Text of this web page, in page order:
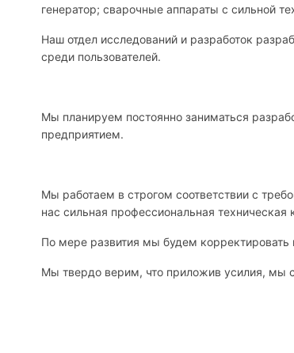
генератор; сварочные аппараты с сильной
Наш отдел исследований и разработок
среди пользователей.
Мы планируем постоянно заниматься
предприятием.
Мы работаем в строгом соответствии с
нас сильная профессиональная
По мере развития мы будем
Мы твердо верим, что приложив усилия, мы